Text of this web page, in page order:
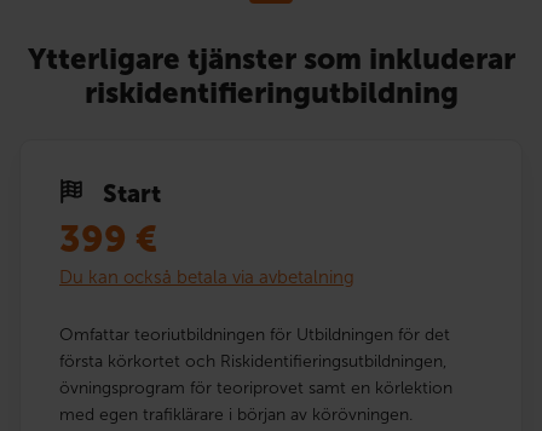
Ytterligare tjänster som inkluderar
riskidentifieringutbildning
Start
399 €
Du kan också betala via avbetalning
Omfattar teoriutbildningen för Utbildningen för det
första körkortet och Riskidentifieringsutbildningen,
övningsprogram för teoriprovet samt en körlektion
med egen trafiklärare i början av körövningen.